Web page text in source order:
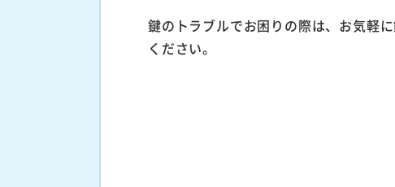
鍵のトラブルでお困りの際は、お気軽
ください。